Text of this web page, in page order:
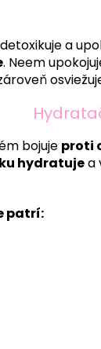
a
. Neem
bojuje proti
hydratujea
patrí: